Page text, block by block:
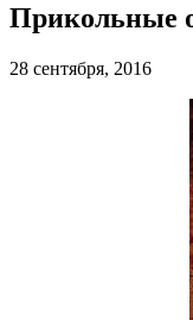
Прикольные
28 сентября, 2016